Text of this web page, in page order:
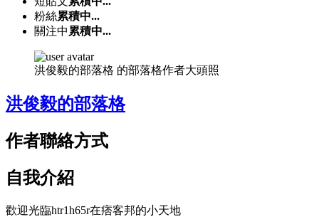
粉絲累積中...
關注中 累積中...
洪俊毅的部落格 的部落格作者大頭照
洪俊毅的部落格
作者聯絡方式
自我介紹
歡迎光臨htr1h65r在痞客邦的小天地